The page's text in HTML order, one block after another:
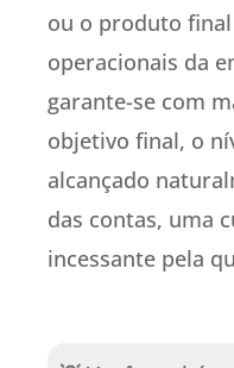
ou o produto
operacionais da
garante-se com
objetivo final, o
alcançado
das contas, uma
incessante pela